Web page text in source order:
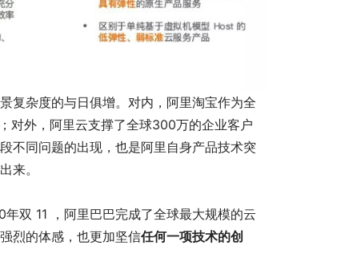
复杂度的与日俱增。对内，阿里淘宝作为全
对外，阿里云支撑了全球300万的企业客户
不同问题的出现，也是阿里自身产品技术突
来。
年双 11 ，阿里巴巴完成了全球最大规模的云
烈的体感，也更加坚信任何一项技术的创